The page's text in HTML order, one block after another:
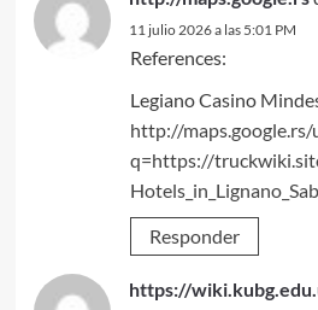
11 julio 2026 a las 5:01 PM
References:
Legiano Casino
http://maps.google.rs/
q=https://
Responder
https://